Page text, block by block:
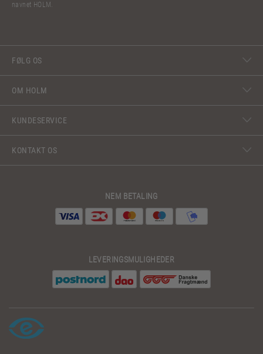
navnet HOLM.
FØLG OS
OM HOLM
KUNDESERVICE
KONTAKT OS
NEM BETALING
LEVERINGSMULIGHEDER